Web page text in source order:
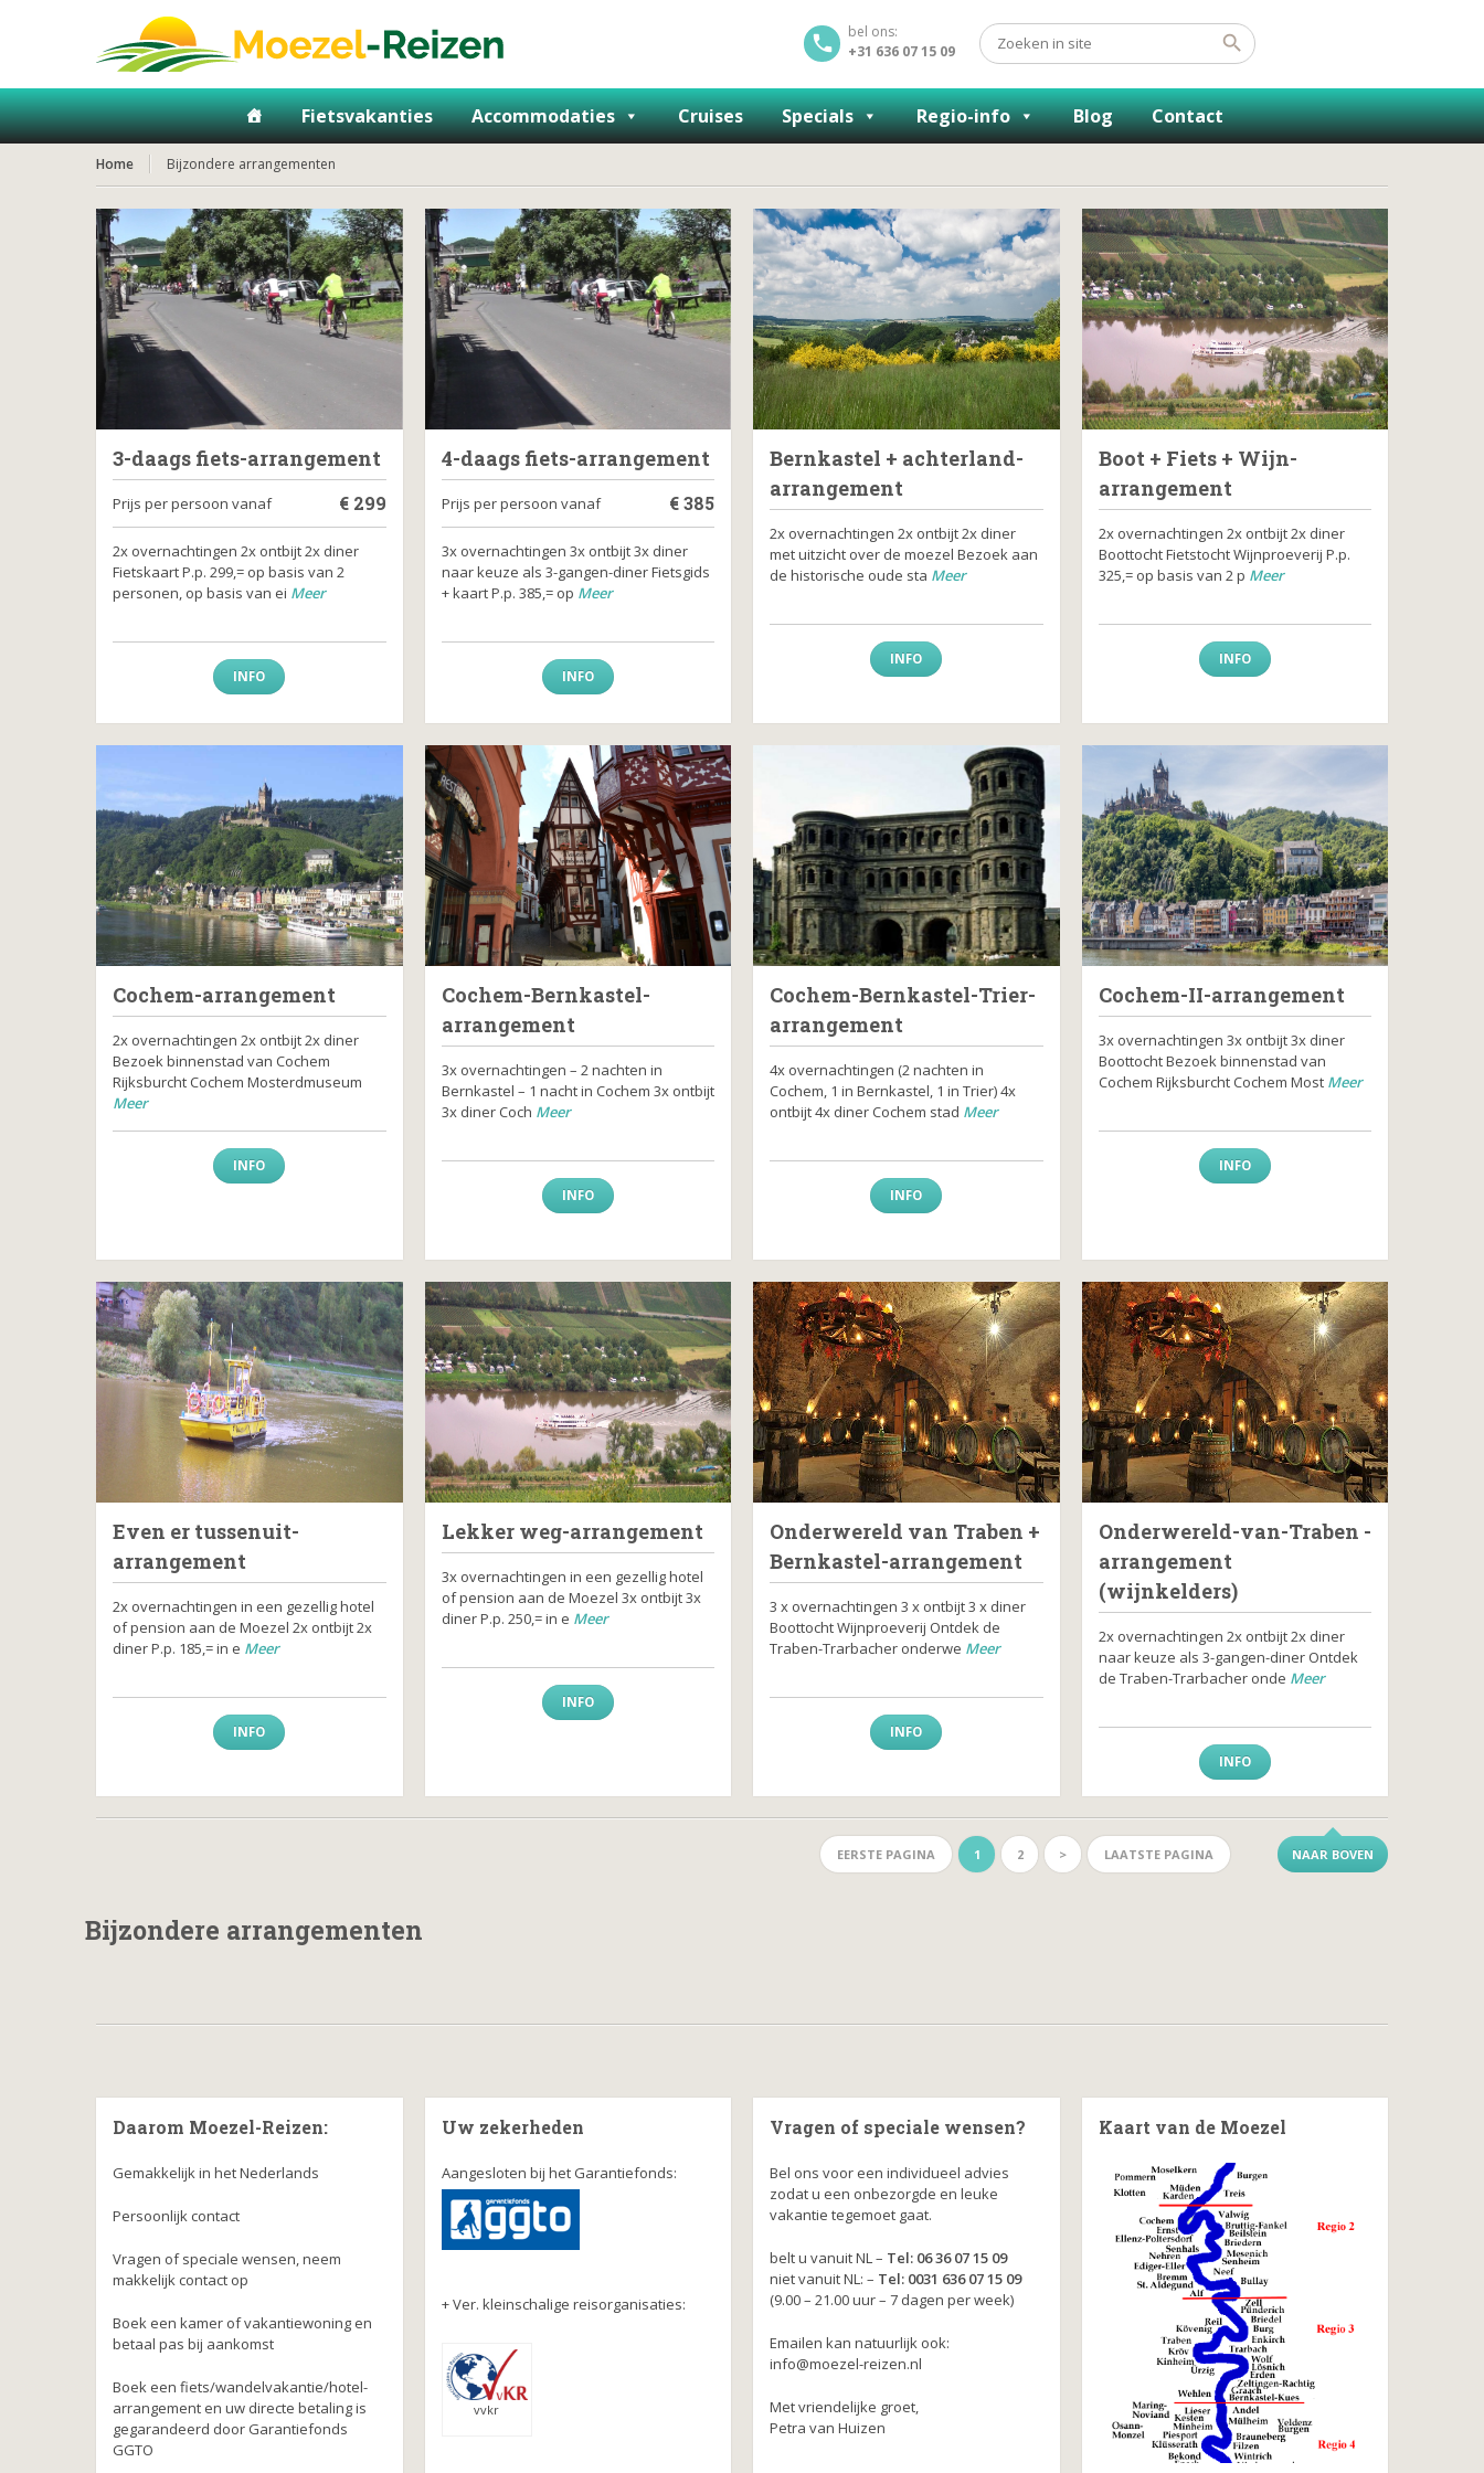
bel ons:
+31 636 07 15 09
Fietsvakanties Accommodaties Cruises Specials Regio-info Blog Contact
Home Bijzondere arrangementen
3-daags fiets-arrangement
Prijs per persoon vanaf € 299
2x overnachtingen 2x ontbijt 2x diner
Fietskaart P.p. 299,= op basis van 2
personen, op basis van ei Meer
INFO
4-daags fiets-arrangement
Prijs per persoon vanaf €385
3x overnachtingen 3x ontbijt 3x diner
naar keuze als 3-gangen-diner Fietsgids
+ kaart P.p. 385,= op Meer
INFO
Bernkastel + achterland-
arrangement
2x overnachtingen 2x ontbijt 2x diner
met uitzicht over de moezel Bezoek aan
de historische oude sta Meer
INFO
Boot + Fiets + Wijn-
arrangement
2x overnachtingen 2x ontbijt 2x diner
Boottocht Fietstocht Wijnproeverij P.p.
325,= op basis van 2 p Meer
INFO
Cochem-arrangement
2x overnachtingen 2x ontbijt 2x diner
Bezoek binnenstad van Cochem
Rijksburcht Cochem Mosterdmuseum
Meer
INFO
Cochem-Bernkastel-
arrangement
3x overnachtingen – 2 nachten in
Bernkastel – 1 nacht in Cochem 3x ontbijt
3x diner Coch Meer
INFO
Cochem-Bernkastel-Trier-
arrangement
4x overnachtingen (2 nachten in
Cochem, 1 in Bernkastel, 1 in Trier) 4x
ontbijt 4x diner Cochem stad Meer
INFO
Cochem-II-arrangement
3x overnachtingen 3x ontbijt 3x diner
Boottocht Bezoek binnenstad van
Cochem Rijksburcht Cochem Most Meer
INFO
Even er tussenuit-
arrangement
2x overnachtingen in een gezellig hotel
of pension aan de Moezel 2x ontbijt 2x
diner P.p. 185,= in e Meer
INFO
Lekker weg-arrangement
3x overnachtingen in een gezellig hotel
of pension aan de Moezel 3x ontbijt 3x
diner P.p. 250,= in e Meer
INFO
Onderwereld van Traben +
Bernkastel-arrangement
3 x overnachtingen 3 x ontbijt 3 x diner
Boottocht Wijnproeverij Ontdek de
Traben-Trarbacher onderwe Meer
INFO
Onderwereld-van-Traben -
arrangement
(wijnkelders)
2x overnachtingen 2x ontbijt 2x diner
naar keuze als 3-gangen-diner Ontdek
de Traben-Trarbacher onde Meer
INFO
NAAR BOVEN
EERSTE PAGINA 1 2 > LAATSTE PAGINA
Bijzondere arrangementen
Daarom Moezel-Reizen:
Gemakkelijk in het Nederlands
Persoonlijk contact
Vragen of speciale wensen, neem
makkelijk contact op
Boek een kamer of vakantiewoning en
betaal pas bij aankomst
Boek een fiets/wandelvakantie/hotel-
arrangement en uw directe betaling is
gegarandeerd door Garantiefonds
GGTO
Uw zekerheden
Aangesloten bij het Garantiefonds:
+ Ver. kleinschalige reisorganisaties:
vvkr
Vragen of speciale wensen?
Bel ons voor een individueel advies
zodat u een onbezorgde en leuke
vakantie tegemoet gaat.
belt u vanuit NL – Tel: 06 36 07 15 09
niet vanuit NL: – Tel: 0031 636 07 15 09
(9.00 – 21.00 uur – 7 dagen per week)
Emailen kan natuurlijk ook:
info@moezel-reizen.nl
Met vriendelijke groet,
Petra van Huizen
Kaart van de Moezel